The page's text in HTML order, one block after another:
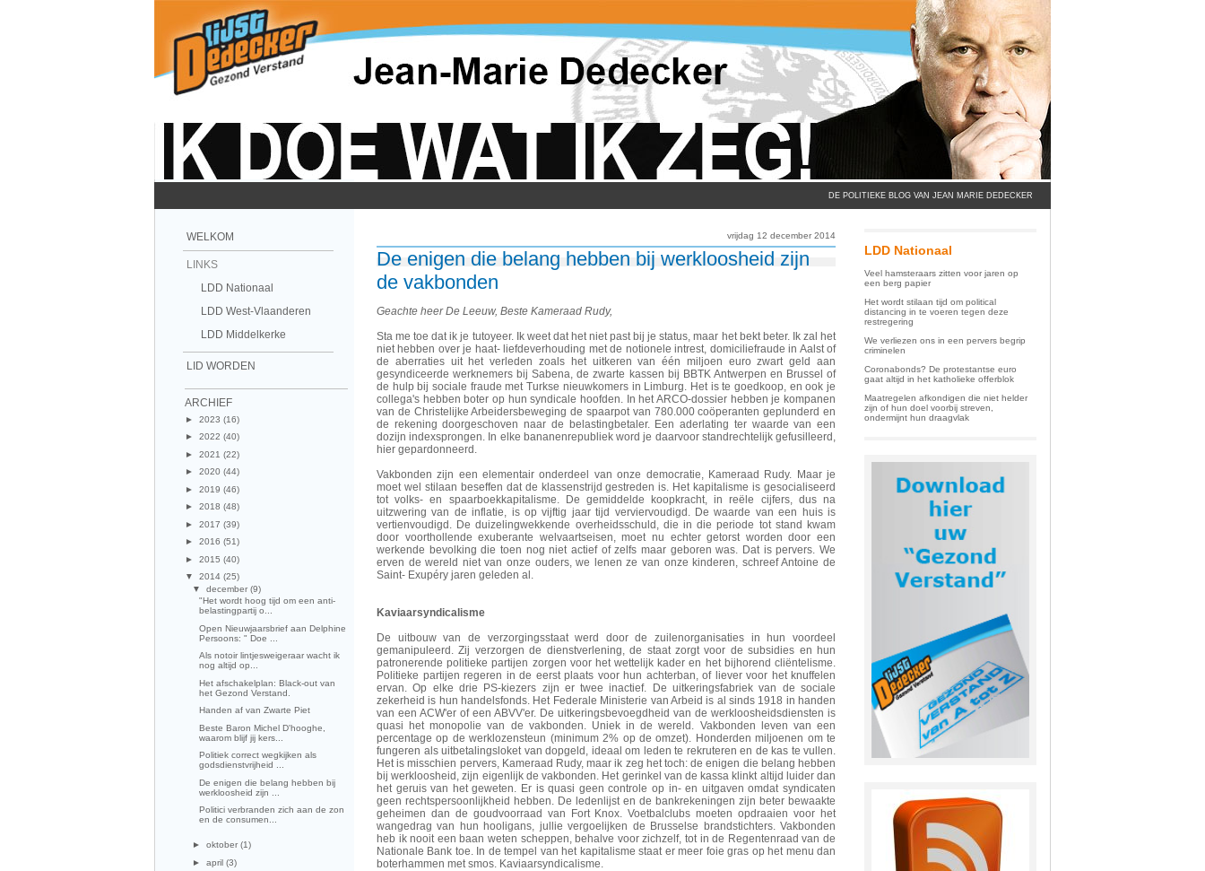
DE POLITIEKE BLOG VAN JEAN MARIE DEDECKER
WELKOM
LINKS
LDD Nationaal
LDD West-Vlaanderen
LDD Middelkerke
LID WORDEN
ARCHIEF
► 2023 (16)
► 2022 (40)
► 2021 (22)
► 2020 (44)
► 2019 (46)
► 2018 (48)
► 2017 (39)
► 2016 (51)
► 2015 (40)
▼ 2014 (25)
▼ december (9)
"Het wordt hoog tijd om een anti-
belastingpartij o...
Open Nieuwjaarsbrief aan Delphine
Persoons: " Doe ...
Als notoir lintjesweigeraar wacht ik
nog altijd op...
Het afschakelplan: Black-out van
het Gezond Verstand.
Handen af van Zwarte Piet
Beste Baron Michel D'hooghe,
waarom blijf jij kers...
Politiek correct wegkijken als
godsdienstvrijheid ...
De enigen die belang hebben bij
werkloosheid zijn ...
Politici verbranden zich aan de zon
en de consumen...
► oktober (1)
► april (3)
vrijdag 12 december 2014
De enigen die belang hebben bij werkloosheid zijn
de vakbonden
Geachte heer De Leeuw, Beste Kameraad Rudy,
Sta me toe dat ik je tutoyeer. Ik weet dat het niet past bij je status, maar het bekt beter. Ik zal het
niet hebben over je haat- liefdeverhouding met de notionele intrest, domiciliefraude in Aalst of
de aberraties uit het verleden zoals het uitkeren van één miljoen euro zwart geld aan
gesyndiceerde werknemers bij Sabena, de zwarte kassen bij BBTK Antwerpen en Brussel of
de hulp bij sociale fraude met Turkse nieuwkomers in Limburg. Het is te goedkoop, en ook je
collega's hebben boter op hun syndicale hoofden. In het ARCO-dossier hebben je kompanen
van de Christelijke Arbeidersbeweging de spaarpot van 780.000 coöperanten geplunderd en
de rekening doorgeschoven naar de belastingbetaler. Een aderlating ter waarde van een
dozijn indexsprongen. In elke bananenrepubliek word je daarvoor standrechtelijk gefusilleerd,
hier gepardonneerd.
Vakbonden zijn een elementair onderdeel van onze democratie, Kameraad Rudy. Maar je
moet wel stilaan beseffen dat de klassenstrijd gestreden is. Het kapitalisme is gesocialiseerd
tot volks- en spaarboekkapitalisme. De gemiddelde koopkracht, in reële cijfers, dus na
uitzwering van de inflatie, is op vijftig jaar tijd verviervoudigd. De waarde van een huis is
vertienvoudigd. De duizelingwekkende overheidsschuld, die in die periode tot stand kwam
door voorthollende exuberante welvaartseisen, moet nu echter getorst worden door een
werkende bevolking die toen nog niet actief of zelfs maar geboren was. Dat is pervers. We
erven de wereld niet van onze ouders, we lenen ze van onze kinderen, schreef Antoine de
Saint- Exupéry jaren geleden al.
Kaviaarsyndicalisme
De uitbouw van de verzorgingsstaat werd door de zuilenorganisaties in hun voordeel
gemanipuleerd. Zij verzorgen de dienstverlening, de staat zorgt voor de subsidies en hun
patronerende politieke partijen zorgen voor het wettelijk kader en het bijhorend cliëntelisme.
Politieke partijen regeren in de eerst plaats voor hun achterban, of liever voor het knuffelen
ervan. Op elke drie PS-kiezers zijn er twee inactief. De uitkeringsfabriek van de sociale
zekerheid is hun handelsfonds. Het Federale Ministerie van Arbeid is al sinds 1918 in handen
van een ACW'er of een ABVV'er. De uitkeringsbevoegdheid van de werkloosheidsdiensten is
quasi het monopolie van de vakbonden. Uniek in de wereld. Vakbonden leven van een
percentage op de werklozensteun (minimum 2% op de omzet). Honderden miljoenen om te
fungeren als uitbetalingsloket van dopgeld, ideaal om leden te rekruteren en de kas te vullen.
Het is misschien pervers, Kameraad Rudy, maar ik zeg het toch: de enigen die belang hebben
bij werkloosheid, zijn eigenlijk de vakbonden. Het gerinkel van de kassa klinkt altijd luider dan
het geruis van het geweten. Er is quasi geen controle op in- en uitgaven omdat syndicaten
geen rechtspersoonlijkheid hebben. De ledenlijst en de bankrekeningen zijn beter bewaakte
geheimen dan de goudvoorraad van Fort Knox. Voetbalclubs moeten opdraaien voor het
wangedrag van hun hooligans, jullie vergoelijken de Brusselse brandstichters. Vakbonden
heb ik nooit een baan weten scheppen, behalve voor zichzelf, tot in de Regentenraad van de
Nationale Bank toe. In de tempel van het kapitalisme staat er meer foie gras op het menu dan
boterhammen met smos. Kaviaarsyndicalisme.
LDD Nationaal
Veel hamsteraars zitten voor jaren op
een berg papier
Het wordt stilaan tijd om political
distancing in te voeren tegen deze
restregering
We verliezen ons in een pervers begrip
criminelen
Coronabonds? De protestantse euro
gaat altijd in het katholieke offerblok
Maatregelen afkondigen die niet helder
zijn of hun doel voorbij streven,
ondermijnt hun draagvlak